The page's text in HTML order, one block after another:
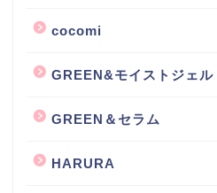
cocomi
GREEN&モイストジェル
GREEN＆セラム
HARURA